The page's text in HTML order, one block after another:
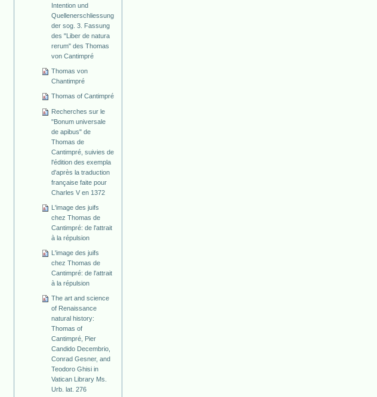
Intention und
Quellenerschliessung
der sog. 3. Fassung
des "Liber de natura
rerum" des Thomas
von Cantimpré
Thomas von
Chantimpré
Thomas of Cantimpré
Recherches sur le
"Bonum universale
de apibus" de
Thomas de
Cantimpré, suivies de
l'édition des exempla
d'après la traduction
française faite pour
Charles V en 1372
L'image des juifs
chez Thomas de
Cantimpré: de l'attrait
à la répulsion
L'image des juifs
chez Thomas de
Cantimpré: de l'attrait
à la répulsion
The art and science
of Renaissance
natural history:
Thomas of
Cantimpré, Pier
Candido Decembrio,
Conrad Gesner, and
Teodoro Ghisi in
Vatican Library Ms.
Urb. lat. 276